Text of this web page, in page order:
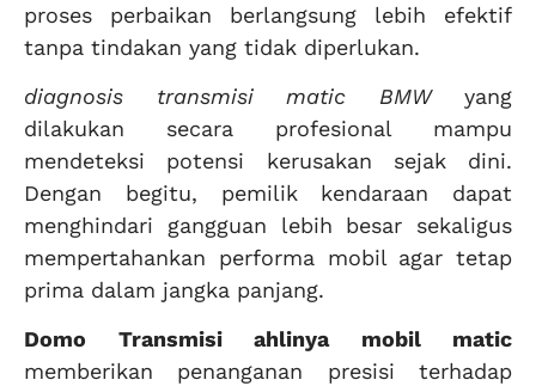
proses perbaikan berlangsung lebih efektif
tanpa tindakan yang tidak diperlukan.
diagnosis transmisi matic BMWyang
dilakukan secara profesional mampu
mendeteksi potensi kerusakan sejak dini.
Dengan begitu, pemilik kendaraan dapat
menghindari gangguan lebih besar sekaligus
mempertahankan performa mobil agar tetap
prima dalam jangka panjang.
Domo Transmisi ahlinya mobil matic
memberikan penanganan presisi terhadap